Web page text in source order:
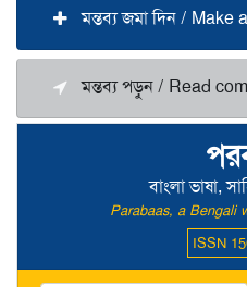
বাংলা ভাষা,
Parabaas, a Bengali
ISSN
মন্তব্য জমা দিন / Make
মন্তব্য পড়ুন / Read